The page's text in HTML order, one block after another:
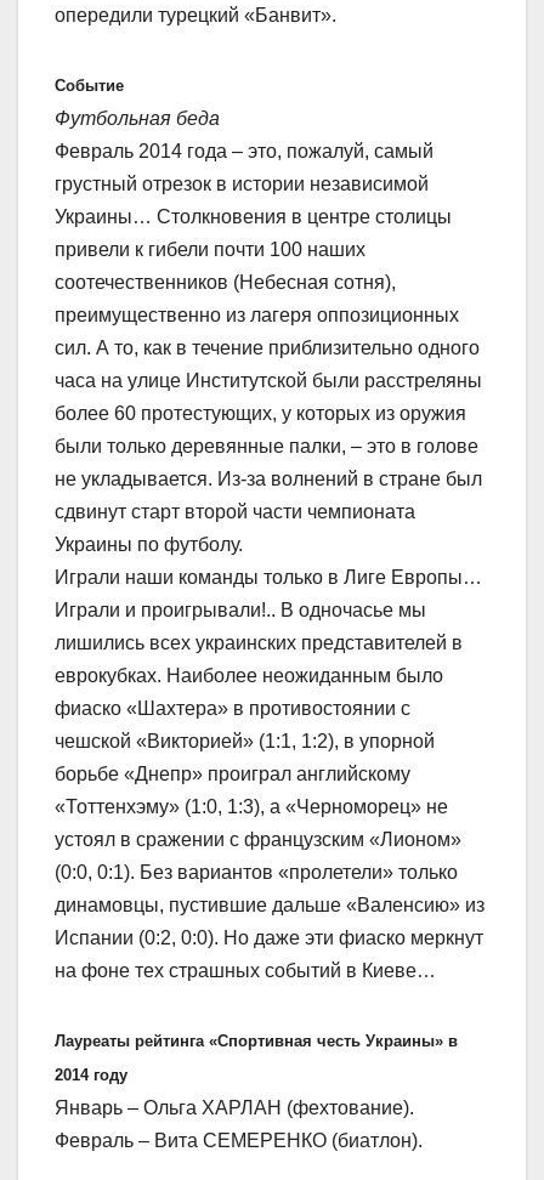
опередили турецкий «Банвит».
Событие
Футбольная беда
Февраль 2014 года – это, пожалуй, самый
грустный отрезок в истории независимой
Украины… Столкновения в центре столицы
привели к гибели почти 100 наших
соотечественников (Небесная сотня),
преимущественно из лагеря оппозиционных
сил. А то, как в течение приблизительно одного
часа на улице Институтской были расстреляны
более 60 протестующих, у которых из оружия
были только деревянные палки, – это в голове
не укладывается. Из-за волнений в стране был
сдвинут старт второй части чемпионата
Украины по футболу.
Играли наши команды только в Лиге Европы…
Играли и проигрывали!.. В одночасье мы
лишились всех украинских представителей в
еврокубках. Наиболее неожиданным было
фиаско «Шахтера» в противостоянии с
чешской «Викторией» (1:1, 1:2), в упорной
борьбе «Днепр» проиграл английскому
«Тоттенхэму» (1:0, 1:3), а «Черноморец» не
устоял в сражении с французским «Лионом»
(0:0, 0:1). Без вариантов «пролетели» только
динамовцы, пустившие дальше «Валенсию» из
Испании (0:2, 0:0). Но даже эти фиаско меркнут
на фоне тех страшных событий в Киеве…
Лауреаты рейтинга «Спортивная честь Украины» в
2014 году
Январь – Ольга ХАРЛАН (фехтование).
Февраль – Вита СЕМЕРЕНКО (биатлон).